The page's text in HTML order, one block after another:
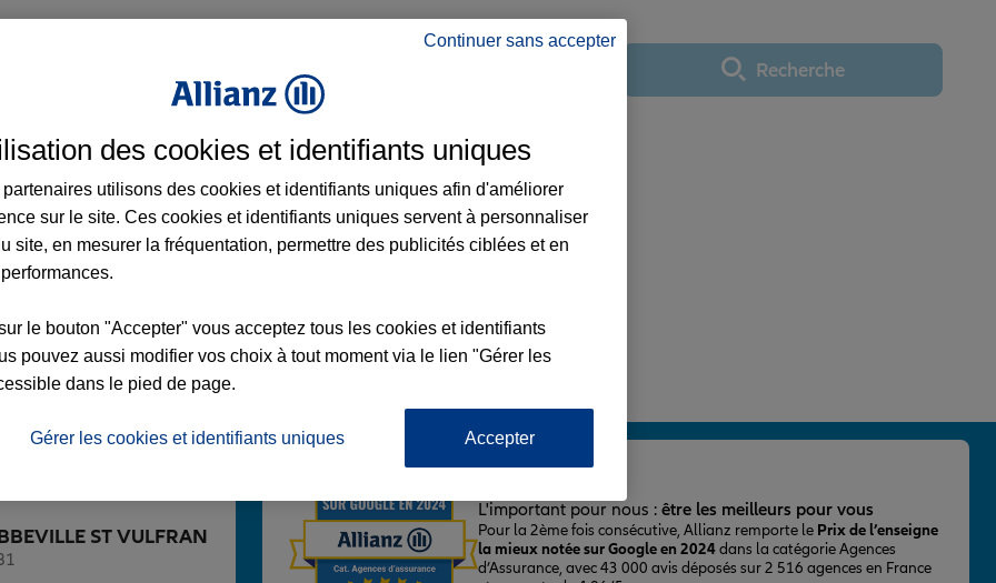
Utiliser ma positionRecherche
ST VULFRAN
Voir l'agence
ST VULFRAN
L'important pour nous : être les meilleurs pour vous
Pour la 2ème fois consécutive, Allianz remporte le Prix de l’enseigne
la mieux notée sur Google en 2024dans la catégorie Agences
d’Assurance, avec 43 000 avis déposés sur 2 516 agences en France
Continuer sans accepter
des cookies et identifiants uniques
partenaires utilisons des cookies et identifiants uniques afin d'améliorer
sur le site. Ces cookies et identifiants uniques servent à personnaliser
site, en mesurer la fréquentation, permettre des publicités ciblées et en
le bouton "Accepter" vous acceptez tous les cookies et identifiants
pouvez aussi modifier vos choix à tout moment via le lien "Gérer les
dans le pied de page.
Gérer les cookies et identifiants uniques Accepter